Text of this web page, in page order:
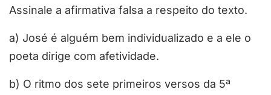
Assinale a afirmativa falsa a respeito do texto.
a) José é alguém bem individualizado e a ele o
poeta dirige com afetividade.
b) O ritmo dos sete primeiros versos da 5ª